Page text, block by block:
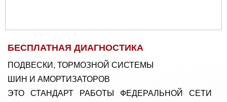
БЕСПЛАТНАЯ ДИАГНОСТИКА
ПОДВЕСКИ, ТОРМОЗНОЙ СИСТЕМЫ
ШИН И АМОРТИЗАТОРОВ
ЭТО СТАНДАРТ РАБОТЫ ФЕДЕРАЛЬНОЙ СЕТИ